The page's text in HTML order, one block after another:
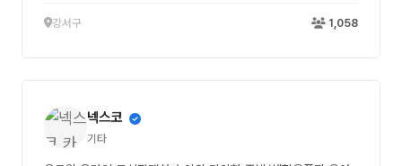
강서구 1,058
넥스코
기타